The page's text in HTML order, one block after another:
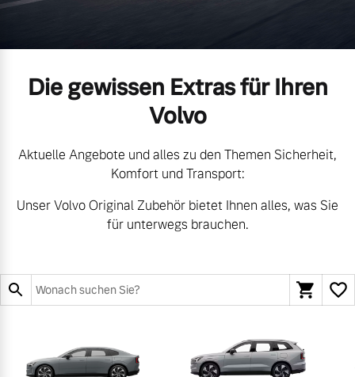
Aktuelle Zubehörangebote
Service by Volvo
Die gewissen Extras für Ihren
Volvo
Aktuelle Angebote und alles zu den Themen Sicherheit,
Komfort und Transport:
Unser Volvo Original Zubehör bietet Ihnen alles, was Sie
für unterwegs brauchen.